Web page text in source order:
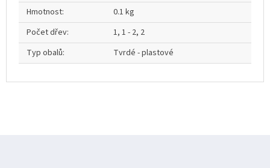
Hmotnost:
0.1 kg
Počet dřev:
1, 1 - 2, 2
Typ obalů: Tvrdé - plastové